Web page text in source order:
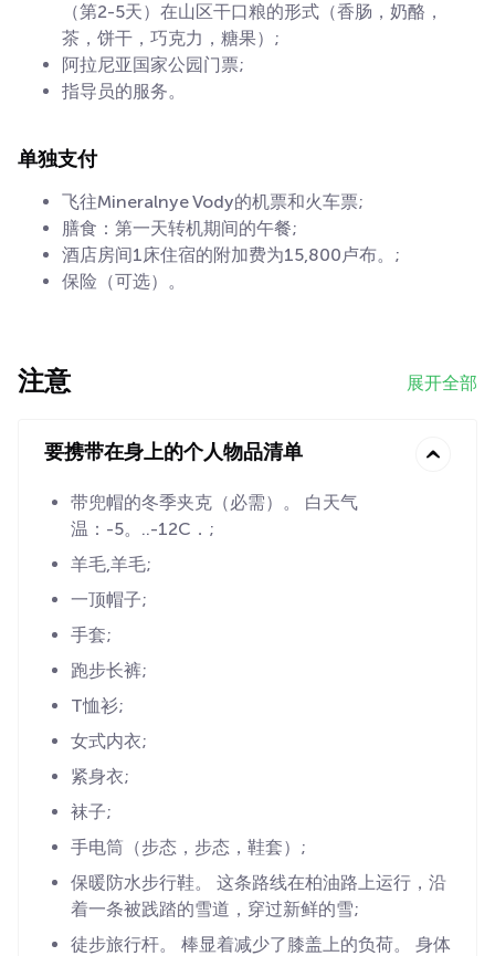
（第2-5天）在山区干口粮的形式（香肠，奶酪，
茶，饼干，巧克力，糖果）;
阿拉尼亚国家公园门票;
指导员的服务。
单独支付
飞往Mineralnye Vody的机票和火车票;
膳食：第一天转机期间的午餐;
酒店房间1床住宿的附加费为15,800卢布。;
保险（可选）。
注意 展开全部
要携带在身上的个人物品清单
带兜帽的冬季夹克（必需）。 白天气
温：-5。..-12C．;
羊毛,羊毛;
一顶帽子;
手套;
跑步长裤;
T恤衫;
女式内衣;
紧身衣;
袜子;
手电筒（步态，步态，鞋套）;
保暖防水步行鞋。 这条路线在柏油路上运行，沿
着一条被践踏的雪道，穿过新鲜的雪;
徒步旅行杆。 棒显着减少了膝盖上的负荷。 身体